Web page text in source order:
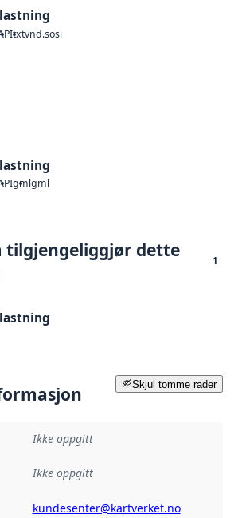
txtvnd.sosi
gmlgml
tilgjengeliggjør dette
1
Skjul tomme rader
Ikke oppgitt
Ikke oppgitt
kundesenter@kartverket.no